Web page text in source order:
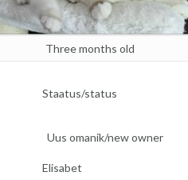
Three months old
Staatus/status
Uus omanik/new owner
Elisabet